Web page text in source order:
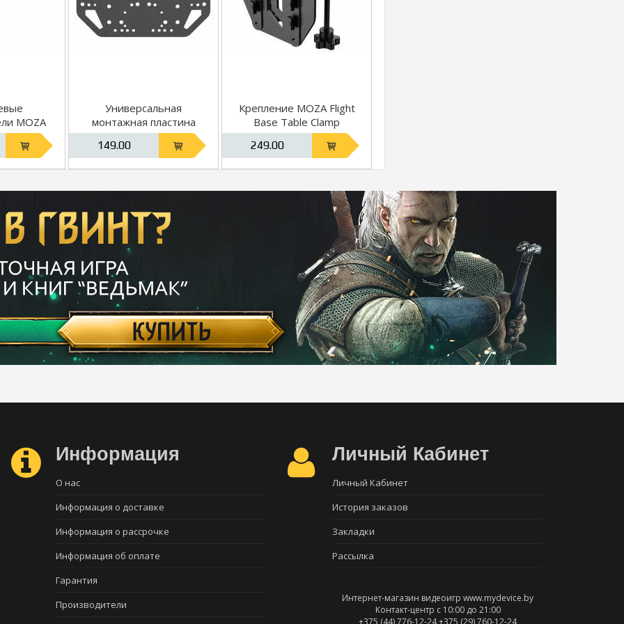
MOZA
on Kit
Универсальная
монтажная пластина
MOZA Universal Mounting
149.00
Крепление MOZA Flight
Base Table Clamp
249.00
Информация
О нас
Информация о доставке
Информация о рассрочке
Информация об оплате
Гарантия
Производители
Личный Кабинет
Личный Кабинет
История заказов
Закладки
Рассылка
Интернет-магазин видеоигр www.mydevice.by
Контакт-центр с 10:00 до 21:00
+375 (44) 776-12-24+375 (29) 760-12-24